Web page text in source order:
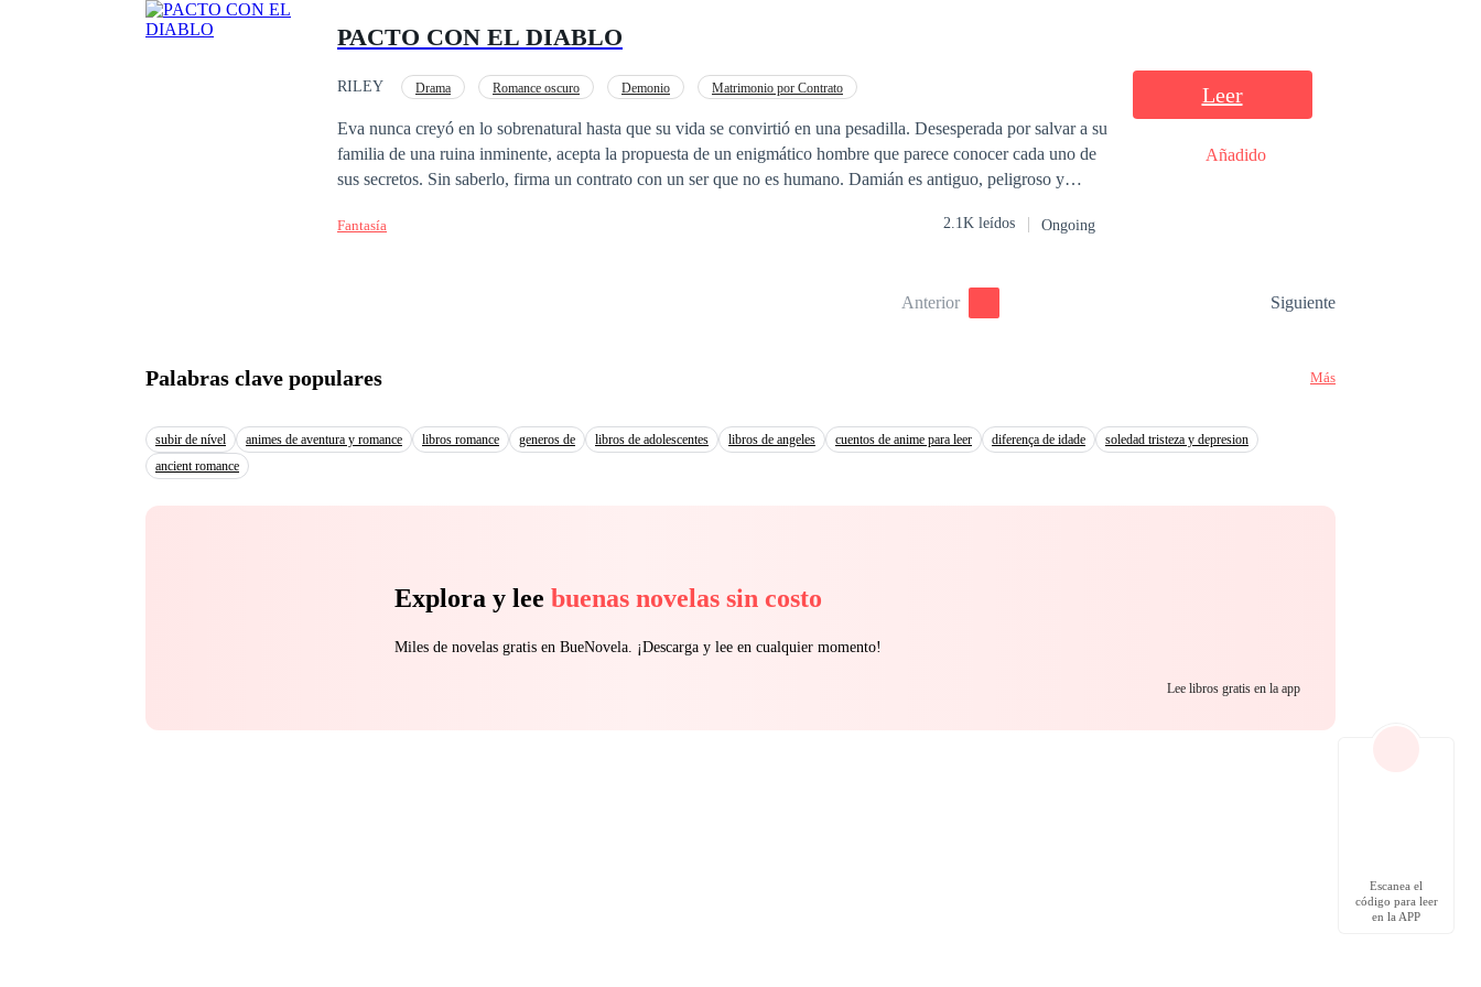
PACTO CON EL DIABLO
RILEY Drama Romance oscuro Demonio Matrimonio por Contrato
Eva nunca creyó en lo sobrenatural hasta que su vida se convirtió en una pesadilla. Desesperada por salvar a su
familia de una ruina inminente, acepta la propuesta de un enigmático hombre que parece conocer cada uno de
sus secretos. Sin saberlo, firma un contrato con un ser que no es humano. Damián es antiguo, peligroso y
una agenda oculta, y Eva es una pieza clave en su juego. Sin embargo, a medida que los límites entre el amo y
demonio no solo tiene un precio, sino que también puede volverse una condena eterna.
Fantasía 2.1K leídos Ongoing
Leer
Añadido
Anterior Siguiente
Palabras clave populares Más
subir de nível animes de aventura y romance libros romance generos de libros de adolescentes libros de angeles cuentos de anime para leer diferença de idade
soledad tristeza y depresion
ancient romance
Explora y lee buenas novelas sin costo
Miles de novelas gratis en BueNovela. ¡Descarga y lee en cualquier momento!
Lee libros gratis en la app
Escanea el
código para leer
en la APP